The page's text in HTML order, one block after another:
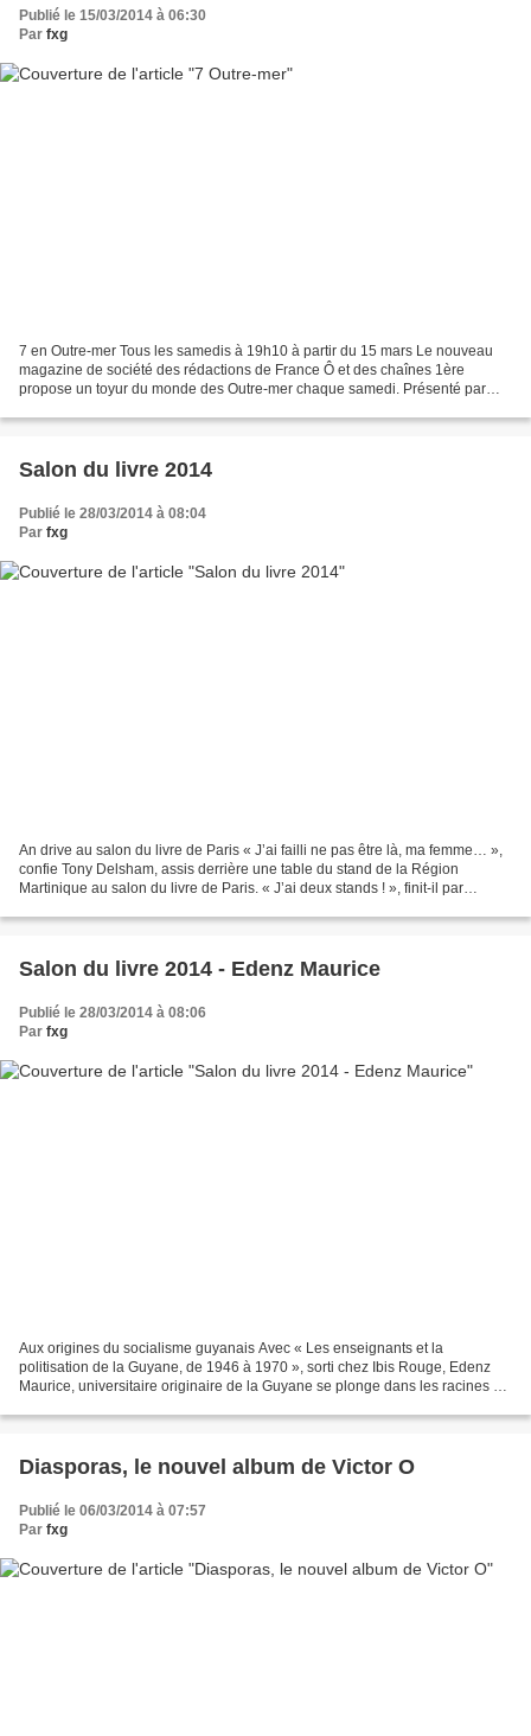
Publié le 15/03/2014 à 06:30
Par fxg
7 en Outre-mer Tous les samedis à 19h10 à partir du 15 mars Le nouveau
magazine de société des rédactions de France Ô et des chaînes 1ère
propose un toyur du monde des Outre-mer chaque samedi. Présenté par
Salon du livre 2014
Publié le 28/03/2014 à 08:04
Par fxg
An drive au salon du livre de Paris « J’ai failli ne pas être là, ma femme… »,
confie Tony Delsham, assis derrière une table du stand de la Région
Martinique au salon du livre de Paris. « J’ai deux stands ! », finit-il par
Salon du livre 2014 - Edenz Maurice
Publié le 28/03/2014 à 08:06
Par fxg
Aux origines du socialisme guyanais Avec « Les enseignants et la
politisation de la Guyane, de 1946 à 1970 », sorti chez Ibis Rouge, Edenz
Maurice, universitaire originaire de la Guyane se plonge dans les racines du
Diasporas, le nouvel album de Victor O
Publié le 06/03/2014 à 07:57
Par fxg